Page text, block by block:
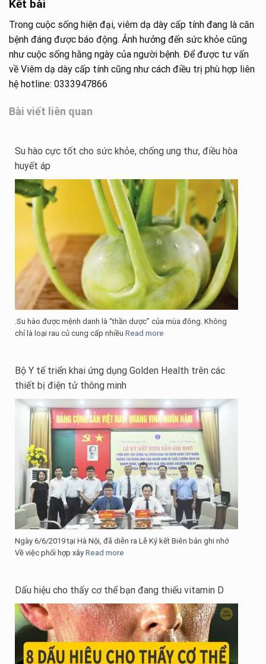
Kết bài
Trong cuộc sống hiện đại, viêm dạ dày cấp tính đang là căn
bệnh đáng được báo động. Ảnh hưởng đến sức khỏe cũng
như cuộc sống hằng ngày của người bệnh. Để được tư vấn
về Viêm dạ dày cấp tính cũng như cách điều trị phù hợp liên
hệ hotline: 0333947866
Bài viết liên quan
Su hào cực tốt cho sức khỏe, chống ung thư, điều hòa
huyết áp
.Su hào được mệnh danh là “thần dược” của mùa đông. Không
chỉ là loại rau củ cung cấp nhiều Read more
Bộ Y tế triển khai ứng dụng Golden Health trên các
thiết bị điện tử thông minh
Ngày 6/6/2019 tại Hà Nội, đã diễn ra Lễ Ký kết Biên bản ghi nhớ
Về việc phối hợp xây Read more
Dấu hiệu cho thấy cơ thể bạn đang thiếu vitamin D